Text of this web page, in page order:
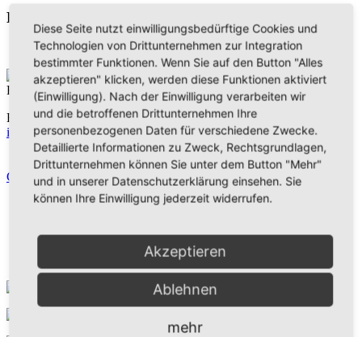
Bilder aus der Hohen Mark
Hohe Mark Tourismus e. V.
Redderstraße 421, 45711 Datteln
Fon: +49 (0)2363 377 0
info@hohe-mark-tourismus.de
Cookie-Einstellungen
Impressum
Datenschutz
Home
Suchen
Diese Seite nutzt einwilligungsbedürftige Cookies und
Technologien von Drittunternehmen zur Integration
bestimmter Funktionen. Wenn Sie auf den Button "Alles
akzeptieren" klicken, werden diese Funktionen aktiviert
(Einwilligung). Nach der Einwilligung verarbeiten wir
und die betroffenen Drittunternehmen Ihre
personenbezogenen Daten für verschiedene Zwecke.
Detaillierte Informationen zu Zweck, Rechtsgrundlagen,
Drittunternehmen können Sie unter dem Button "Mehr"
und in unserer Datenschutzerklärung einsehen. Sie
können Ihre Einwilligung jederzeit widerrufen.
Akzeptieren
Ablehnen
mehr